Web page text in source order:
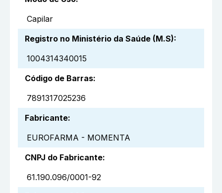
Capilar
Registro no Ministério da Saúde (M.S):
1004314340015
Código de Barras:
7891317025236
Fabricante:
EUROFARMA - MOMENTA
CNPJ do Fabricante:
61.190.096/0001-92